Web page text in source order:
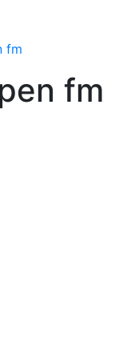
fm
fm